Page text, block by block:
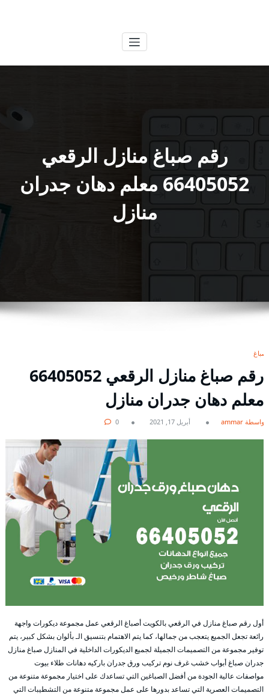
رقم صباغ منازل الرقعي
66405052 معلم دهان جدران
منازل
صباغ
رقم صباغ منازل الرقعي 66405052
معلم دهان جدران منازل
بواسطة ammar أبريل 17, 2021 0
أول رقم صباغ منازل في الرقعي بالكويت أصباغ الرقعي عمل مجموعة ديكورات واجهة
رائعة تجعل الجميع يتعجب من جمالها، كما يتم الاهتمام بتنسيق الـ بألوان بشكل كبير، يتم
توفير مجموعة من التصميمات الجميلة لجميع الديكورات الداخلية في المنازل صباغ منازل
جدران صباغ أبواب خشب غرف نوم تركيب ورق جدران باركيه دهانات طلاء بيوت
مواصفات عالية الجودة من أفضل الصباغين التي تساعدك على اختيار مجموعة متنوعة من
التصميمات العصرية التي تساعد بدورها على عمل مجموعة متنوعة من التشطيبات التي